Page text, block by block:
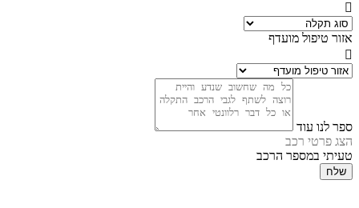
אזור טיפול מועדף
ספר לנו עוד
הצג פרטי רכב
טעיתי במספר הרכב
שלח